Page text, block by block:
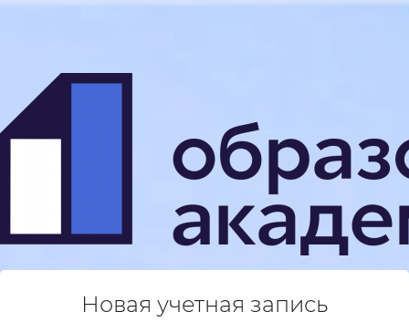
Новая учетная запись